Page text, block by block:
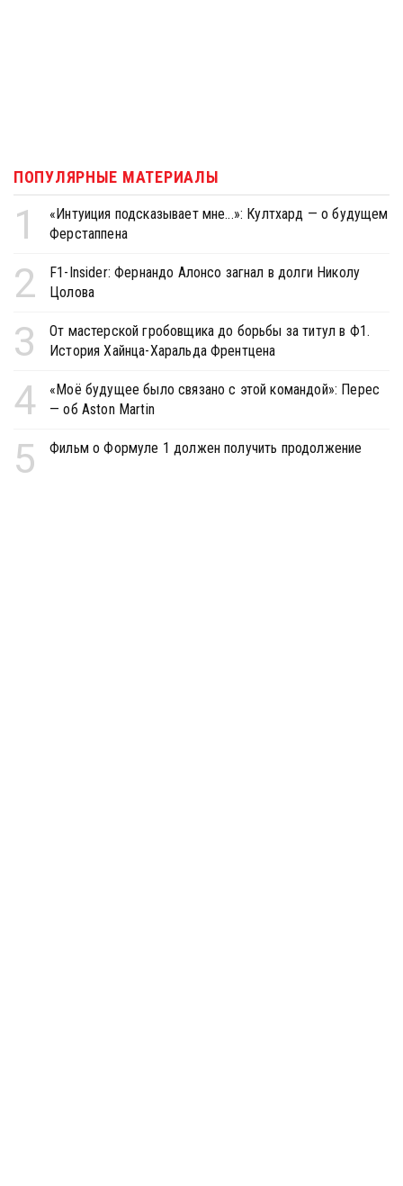
ПОПУЛЯРНЫЕ МАТЕРИАЛЫ
1
«Интуиция подсказывает мне...»: Култхард — о будущем
Ферстаппена
2
F1-Insider: Фернандо Алонсо загнал в долги Николу
Цолова
3
От мастерской гробовщика до борьбы за титул в Ф1.
История Хайнца-Харальда Френтцена
4
«Моё будущее было связано с этой командой»: Перес
— об Aston Martin
5 Фильм о Формуле 1 должен получить продолжение